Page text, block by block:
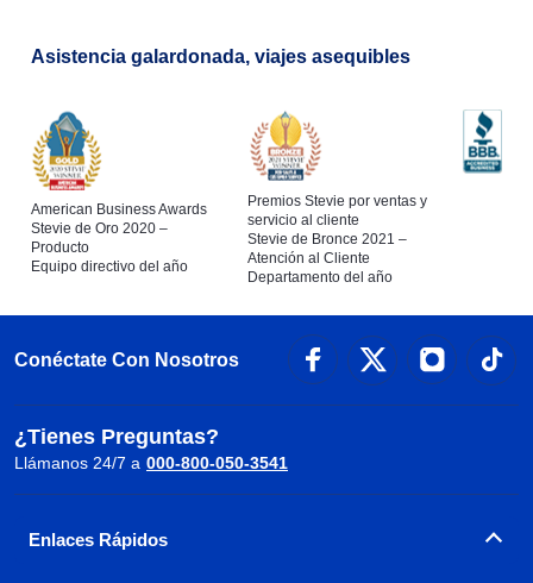
Asistencia galardonada, viajes asequibles
American Business Awards
Stevie de Oro 2020 –
Producto
Equipo directivo del año
Premios Stevie por ventas y
servicio al cliente
Stevie de Bronce 2021 –
Atención al Cliente
Departamento del año
Conéctate Con Nosotros
¿Tienes Preguntas?
Llámanos 24/7 a 000-800-050-3541
Enlaces Rápidos